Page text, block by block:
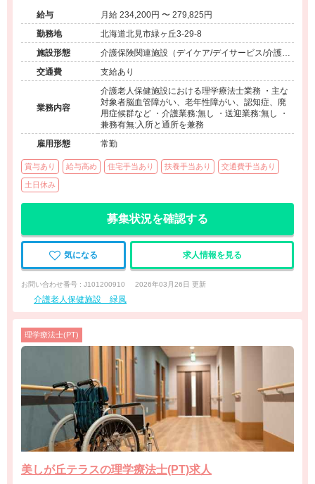
給与
月給 234,200円 〜 279,825円
勤務地
北海道北見市緑ヶ丘3-29-8
施設形態
介護保険関連施設（デイケア/デイサービス/介護老
人保健施設/特別養護老人ホーム）
交通費 支給あり
業務内容
介護老人保健施設における理学療法士業務 ・主な
対象者脳血管障がい、老年性障がい、認知症、廃
用症候群など ・介護業務:無し ・送迎業務:無し ・
兼務有無:入所と通所を兼務
雇用形態
常勤
賞与あり 給与高め 住宅手当あり 扶養手当あり 交通費手当あり
土日休み
募集状況を確認する
気になる 求人情報を見る
お問い合わせ番号 : J101200910 2026年03月26日 更新
介護老人保健施設 緑風
理学療法士(PT)
美しが丘テラスの理学療法士(PT)求人